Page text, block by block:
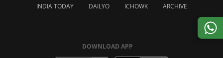
INDIA TODAY DAILYO ICHOWK ARCHIVE
DOWNLOAD APP